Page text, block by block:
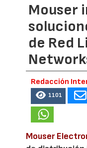
Mouser
de Red
Redacción
1101
Mouser